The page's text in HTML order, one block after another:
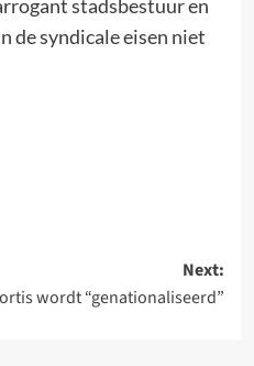
stadsbestuur en
de syndicale eisen niet
Next:
wordt “genationaliseerd”